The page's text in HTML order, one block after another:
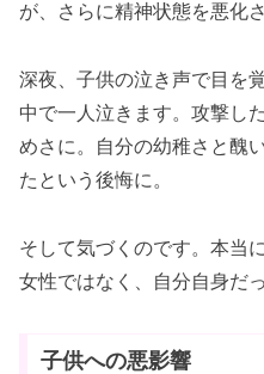
が、さらに精神状態を悪化
深夜、子供の泣き声で目を
中で一人泣きます。攻撃し
めさに。自分の幼稚さと醜
たという後悔に。
そして気づくのです。本当
女性ではなく、自分自身だ
子供への悪影響